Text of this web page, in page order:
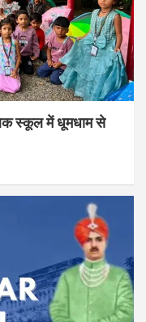
स्कूल में धूमधाम से